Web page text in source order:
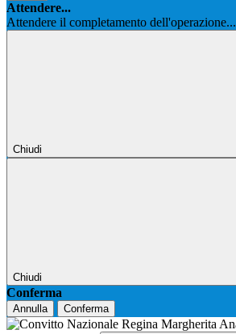
Attendere...
Attendere il completamento dell'operazione...
Chiudi
Chiudi
Conferma
Annulla Conferma